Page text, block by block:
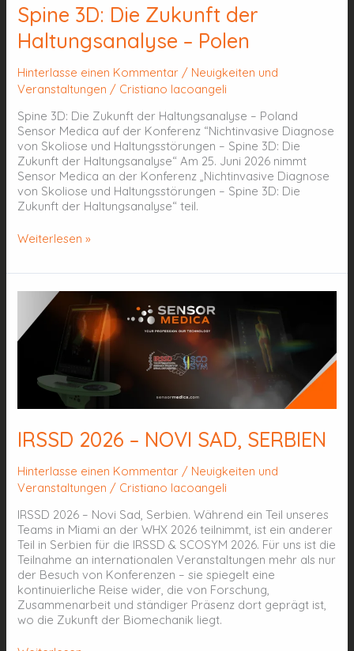
Spine 3D: Die Zukunft der
Haltungsanalyse – Polen
Hinterlasse einen Kommentar / Neuigkeiten und
Veranstaltungen / Cristiano Iacoangeli
Spine 3D: Die Zukunft der Haltungsanalyse – Poland
Sensor Medica auf der Konferenz “Nichtinvasive Diagnose
von Skoliose und Haltungsstörungen – Spine 3D: Die
Zukunft der Haltungsanalyse“ Am 25. Juni 2026 nimmt
Sensor Medica an der Konferenz „Nichtinvasive Diagnose
von Skoliose und Haltungsstörungen – Spine 3D: Die
Zukunft der Haltungsanalyse“ teil.
Weiterlesen »
IRSSD 2026 – NOVI SAD, SERBIEN
Hinterlasse einen Kommentar / Neuigkeiten und
Veranstaltungen / Cristiano Iacoangeli
IRSSD 2026 – Novi Sad, Serbien. Während ein Teil unseres
Teams in Miami an der WHX 2026 teilnimmt, ist ein anderer
Teil in Serbien für die IRSSD & SCOSYM 2026. Für uns ist die
Teilnahme an internationalen Veranstaltungen mehr als nur
der Besuch von Konferenzen – sie spiegelt eine
kontinuierliche Reise wider, die von Forschung,
Zusammenarbeit und ständiger Präsenz dort geprägt ist,
wo die Zukunft der Biomechanik liegt.
2026
NOVI
SERBIEN